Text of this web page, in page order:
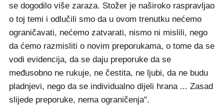
se dogodilo više zaraza. Stožer je naširoko raspravljao
o toj temi i odlučili smo da u ovom trenutku nećemo
ograničavati, nećemo zatvarati, nismo ni mislili, nego
da ćemo razmisliti o novim preporukama, o tome da se
vodi evidencija, da se daju preporuke da se
međusobno ne rukuje, ne čestita, ne ljubi, da ne budu
pladnjevi, nego da se individualno dijeli hrana ... Zasad
slijede preporuke, nema ograničenja".